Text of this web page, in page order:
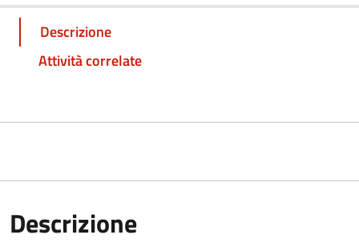
Descrizione
Attività correlate
Descrizione